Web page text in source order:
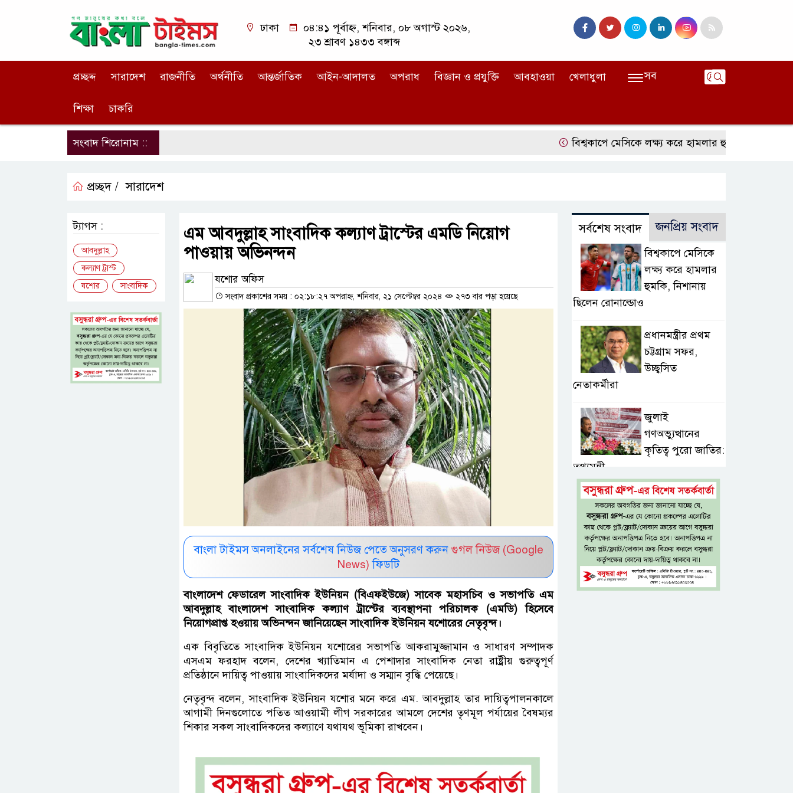
ঢাকা
০৪:৪১ পূর্বাহ্ন, শনিবার, ০৮ অগাস্ট ২০২৬,
২৩ শ্রাবণ ১৪৩৩ বঙ্গাব্দ
প্রচ্ছদ্দ সারাদেশ রাজনীতি অর্থনীতি আন্তর্জাতিক আইন-আদালত অপরাধ বিজ্ঞান ও প্রযুক্তি আবহাওয়া খেলাধুলা
শিক্ষা চাকরি
সব
সংবাদ শিরোনাম :: বিশ্বকাপে মেসিকে লক্ষ্য করে হামলার হুমকি, নিশানায় ছিলেন
প্রচ্ছদ / সারাদেশ
এম আবদুল্লাহ সাংবাদিক কল্যাণ ট্রাস্টের এমডি নিয়োগ
পাওয়ায় অভিনন্দন
যশোর অফিস
সংবাদ প্রকাশের সময় : ০২:১৮:২৭ অপরাহ্ন, শনিবার, ২১ সেপ্টেম্বর ২০২৪ ২৭৩ বার পড়া হয়েছে
বাংলা টাইমস অনলাইনের সর্বশেষ নিউজ পেতে অনুসরণ করুন গুগল নিউজ (Google
News) ফিডটি
বাংলাদেশ ফেডারেল সাংবাদিক ইউনিয়ন (বিএফইউজে) সাবেক মহাসচিব ও সভাপতি এম
আবদুল্লাহ বাংলাদেশ সাংবাদিক কল্যাণ ট্রাস্টের ব্যবস্থাপনা পরিচালক (এমডি) হিসেবে
নিয়োগপ্রাপ্ত হওয়ায় অভিনন্দন জানিয়েছেন সাংবাদিক ইউনিয়ন যশোরের নেতৃবৃন্দ।
এক বিবৃতিতে সাংবাদিক ইউনিয়ন যশোরের সভাপতি আকরামুজ্জামান ও সাধারণ সম্পাদক
এসএম ফরহাদ বলেন, দেশের খ্যাতিমান এ পেশাদার সাংবাদিক নেতা রাষ্ট্রীয় গুরুত্বপূর্ণ
প্রতিষ্ঠানে দায়িত্ব পাওয়ায় সাংবাদিকদের মর্যাদা ও সম্মান বৃদ্ধি পেয়েছে।
নেতৃবৃন্দ বলেন, সাংবাদিক ইউনিয়ন যশোর মনে করে এম. আবদুল্লাহ তার দায়িত্বপালনকালে
আগামী দিনগুলোতে পতিত আওয়ামী লীগ সরকারের আমলে দেশের তৃণমূল পর্যায়ের বৈষম্যর
শিকার সকল সাংবাদিকদের কল্যাণে যথাযথ ভূমিকা রাখবেন।
ট্যাগস :
আবদুল্লাহ
কল্যাণ ট্রাস্ট
যশোর
সাংবাদিক
সর্বশেষ সংবাদ জনপ্রিয় সংবাদ
বিশ্বকাপে মেসিকে
লক্ষ্য করে হামলার
হুমকি, নিশানায়
ছিলেন রোনাল্ডোও
প্রধানমন্ত্রীর প্রথম
চট্টগ্রাম সফর,
উচ্ছ্বসিত
নেতাকর্মীরা
জুলাই
গণঅভ্যুত্থানের
কৃতিত্ব পুরো জাতির:
তথ্যমন্ত্রী
গুরুত্বপূর্ণ ব্যক্তিদের
নিয়ে ‘অপপ্রচারের’
নিন্দা পুলিশের,
গুজবে কান না দেওয়ার আহ্বান
শেখ হাসিনার দিল্লির